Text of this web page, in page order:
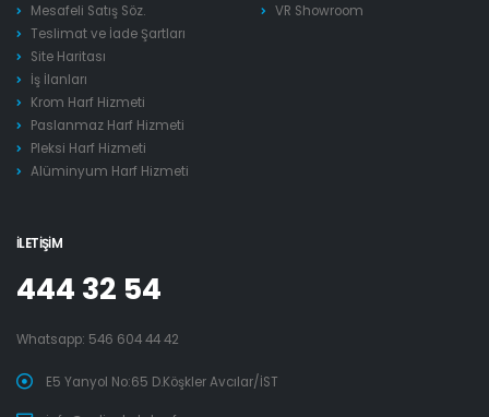
Mesafeli Satış Söz.
Teslimat ve İade Şartları
Site Haritası
İş İlanları
Krom Harf Hizmeti
Paslanmaz Harf Hizmeti
Pleksi Harf Hizmeti
Alüminyum Harf Hizmeti
VR Showroom
İLETIŞIM
444 32 54
Whatsapp: 546 604 44 42
E5 Yanyol No:65 D.Köşkler Avcılar/İST